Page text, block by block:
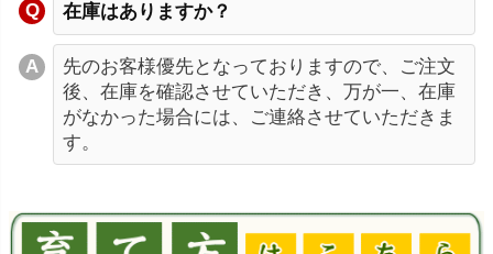
在庫はありますか？
先のお客様優先となっておりますので、ご注文
後、在庫を確認させていただき、万が一、在庫
がなかった場合には、ご連絡させていただきま
す。